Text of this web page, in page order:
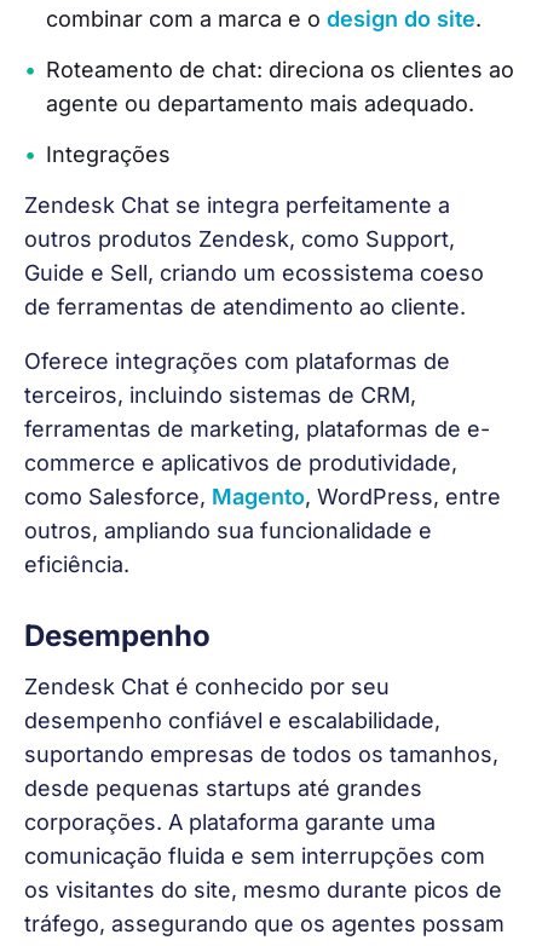
combinar com a marca e o design do site.
Roteamento de chat: direciona os clientes ao
agente ou departamento mais adequado.
Integrações
Zendesk Chat se integra perfeitamente a
outros produtos Zendesk, como Support,
Guide e Sell, criando um ecossistema coeso
de ferramentas de atendimento ao cliente.
Oferece integrações com plataformas de
terceiros, incluindo sistemas de CRM,
ferramentas de marketing, plataformas de e-
commerce e aplicativos de produtividade,
como Salesforce, Magento, WordPress, entre
outros, ampliando sua funcionalidade e
eficiência.
Desempenho
Zendesk Chat é conhecido por seu
desempenho confiável e escalabilidade,
suportando empresas de todos os tamanhos,
desde pequenas startups até grandes
corporações. A plataforma garante uma
comunicação fluida e sem interrupções com
os visitantes do site, mesmo durante picos de
tráfego, assegurando que os agentes possam